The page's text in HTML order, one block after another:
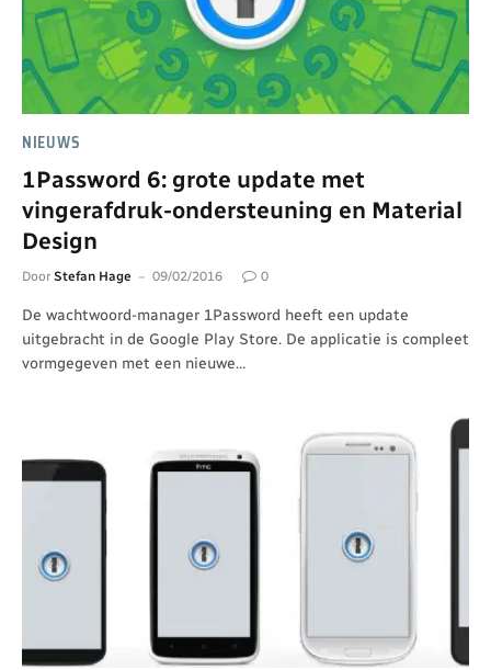
NIEUWS
1Password 6: grote update met
vingerafdruk-ondersteuning en Material
Design
Door Stefan Hage 09/02/2016 0
De wachtwoord-manager 1Password heeft een update
uitgebracht in de Google Play Store. De applicatie is compleet
vormgegeven met een nieuwe…